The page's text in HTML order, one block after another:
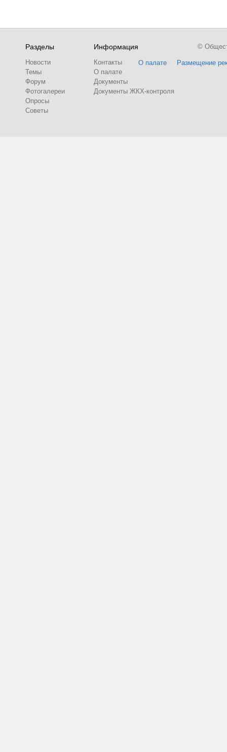
Разделы
Новости
Темы
Форум
Фотогалереи
Опросы
Советы
Информация
Контакты
О палате
Документы
Документы ЖКХ-контроля
О палате Размещение
©